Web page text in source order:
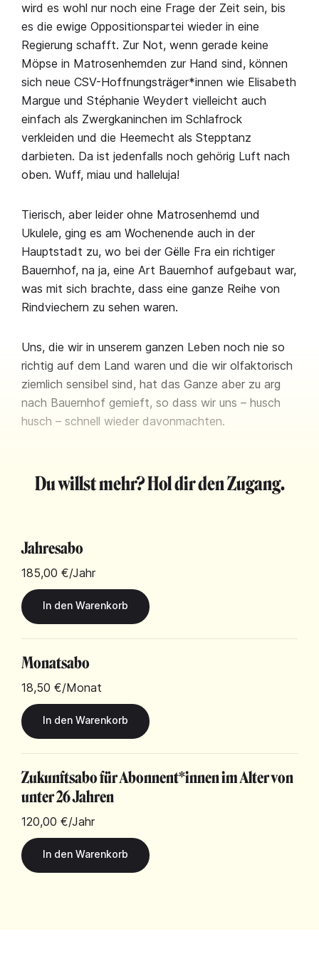
wird es wohl nur noch eine Frage der Zeit sein, bis
es die ewige Oppositionspartei wieder in eine
Regierung schafft. Zur Not, wenn gerade keine
Möpse in Matrosenhemden zur Hand sind, können
sich neue CSV-Hoffnungsträger*innen wie Elisabeth
Margue und Stéphanie Weydert vielleicht auch
einfach als Zwergkaninchen im Schlafrock
verkleiden und die Heemecht als Stepptanz
darbieten. Da ist jedenfalls noch gehörig Luft nach
oben. Wuff, miau und halleluja!
Tierisch, aber leider ohne Matrosenhemd und
Ukulele, ging es am Wochenende auch in der
Hauptstadt zu, wo bei der Gëlle Fra ein richtiger
Bauernhof, na ja, eine Art Bauernhof aufgebaut war,
was mit sich brachte, dass eine ganze Reihe von
Rindviechern zu sehen waren.
Uns, die wir in unserem ganzen Leben noch nie so
richtig auf dem Land waren und die wir olfaktorisch
ziemlich sensibel sind, hat das Ganze aber zu arg
nach Bauernhof gemieft, so dass wir uns – husch
husch – schnell wieder davonmachten.
Du willst mehr? Hol dir den Zugang.
Jahresabo
185,00 €/Jahr
Monatsabo
18,50 €/Monat
Zukunftsabo für Abonnent*innen im Alter von
unter 26 Jahren
120,00 €/Jahr